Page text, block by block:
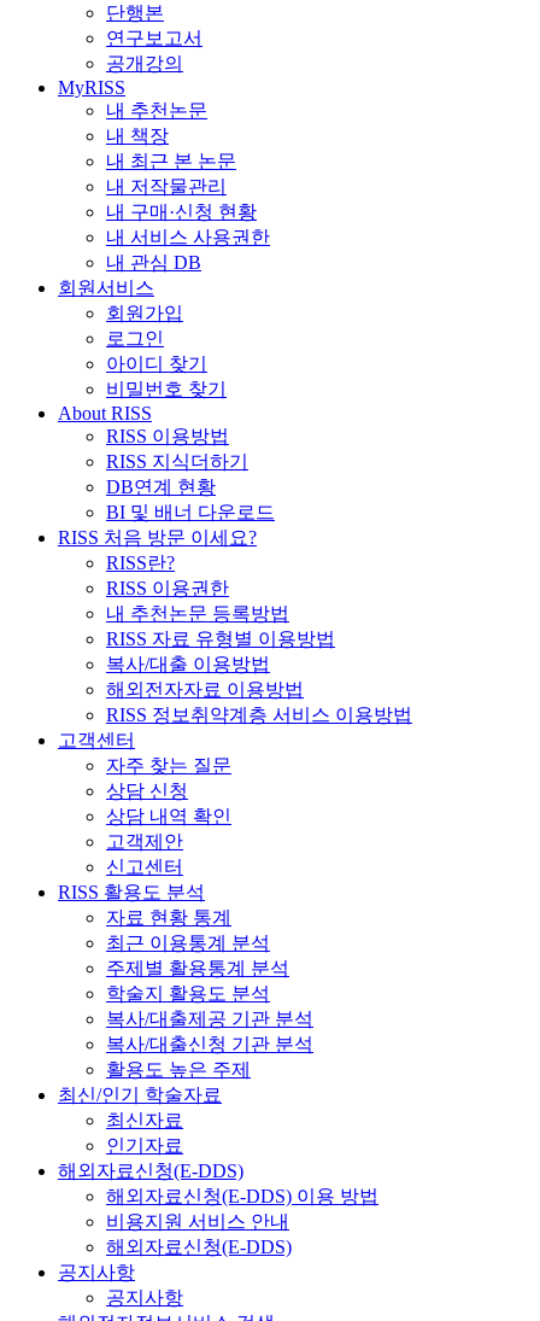
단행본
연구보고서
공개강의
MyRISS
내 추천논문
내 책장
내 최근 본 논문
내 저작물관리
내 구매·신청 현황
내 서비스 사용권한
내 관심 DB
회원서비스
회원가입
로그인
아이디 찾기
비밀번호 찾기
About RISS
RISS 이용방법
RISS 지식더하기
DB연계 현황
BI 및 배너 다운로드
RISS 처음 방문 이세요?
RISS란?
RISS 이용권한
내 추천논문 등록방법
RISS 자료 유형별 이용방법
복사/대출 이용방법
해외전자자료 이용방법
RISS 정보취약계층 서비스 이용방법
고객센터
자주 찾는 질문
상담 신청
상담 내역 확인
고객제안
신고센터
RISS 활용도 분석
자료 현황 통계
최근 이용통계 분석
주제별 활용통계 분석
학술지 활용도 분석
복사/대출제공 기관 분석
복사/대출신청 기관 분석
활용도 높은 주제
최신/인기 학술자료
최신자료
인기자료
해외자료신청(E-DDS)
해외자료신청(E-DDS) 이용 방법
비용지원 서비스 안내
해외자료신청(E-DDS)
공지사항
공지사항